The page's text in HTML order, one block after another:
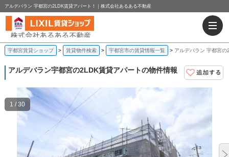
アルデバラン 宇都宮の2LDK賃貸アパート！｜株式会社あるある不動産
宇都宮賃貸ショップ 賃貸物件検索 宇都宮市の賃貸情報一覧 アルデバラン 宇都宮
アルデバラン宇都宮の2LDK賃貸アパートの物件情報
1 / 30